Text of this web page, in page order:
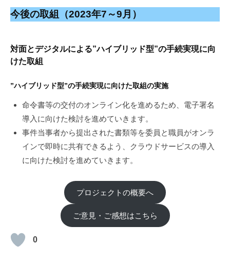
今後の取組（2023年7～9月）
対面とデジタルによる”ハイブリッド型”の手続実現に向
けた取組
”ハイブリッド型”の手続実現に向けた取組の実施
命令書等の交付のオンライン化を進めるため、電子署名
導入に向けた検討を進めていきます。
事件当事者から提出された書類等を委員と職員がオンラ
インで即時に共有できるよう、クラウドサービスの導入
に向けた検討を進めていきます。
プロジェクトの概要へ
ご意見・ご感想はこちら
0